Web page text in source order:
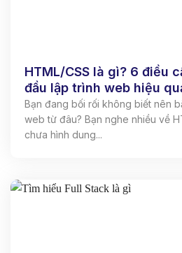
HTML/CSS là gì? 6 điều
đầu lập trình web hiệu
Bạn đang bối rối không biết nên
web từ đâu? Bạn nghe nhiều về
chưa hình dung...